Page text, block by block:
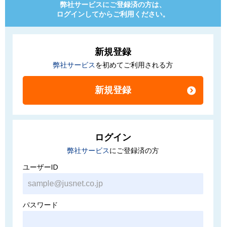
弊社サービスにご登録済の方は、
ログインしてからご利用ください。
新規登録
弊社サービスを初めてご利用される方
ログイン
弊社サービスにご登録済の方
ユーザーID
パスワード